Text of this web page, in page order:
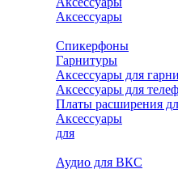
Аксессуары
Спикерфоны
Гарнитуры
Аксессуары для
Аксессуары для
Платы расширения
Аксессуары
для
интерактивного
Аудио для ВКС